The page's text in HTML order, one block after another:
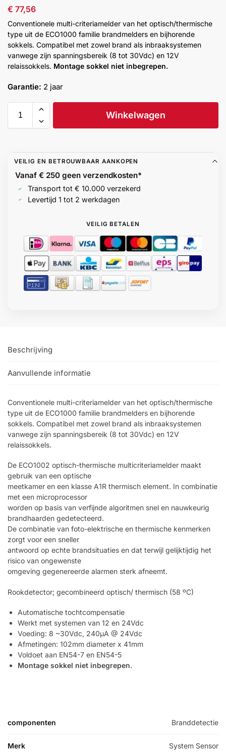
Merken
Outlet SALE
Help &
service
€ 77,56
Conventionele multi-criteriamelder van het optisch/thermische
type uit de ECO1000 familie brandmelders en bijhorende
sokkels. Compatibel met zowel brand als inbraaksystemen
vanwege zijn spanningsbereik (8 tot 30Vdc) en 12V
relaissokkels. Montage sokkel niet inbegrepen.
Garantie: 2 jaar
Winkelwagen
VEILIG EN BETROUWBAAR AANKOPEN
Vanaf € 250 geenverzendkosten*
Transport tot € 10.000 verzekerd
Levertijd 1 tot 2 werkdagen
VEILIG BETALEN
Beschrijving
Aanvullende informatie
Conventionele multi-criteriamelder van het optisch/thermische
type uit de ECO1000 familie brandmelders en bijhorende
sokkels. Compatibel met zowel brand als inbraaksystemen
vanwege zijn spanningsbereik (8 tot 30Vdc) en 12V
relaissokkels.
De ECO1002 optisch-thermische multicriteriamelder maakt
gebruik van een optische
meetkamer en een klasse A1R thermisch element. In combinatie
met een microprocessor
worden op basis van verfijnde algoritmen snel en nauwkeurig
brandhaarden gedetecteerd.
De combinatie van foto-elektrische en thermische kenmerken
zorgt voor een sneller
antwoord op echte brandsituaties en dat terwijl gelijktijdig het
risico van ongewenste
omgeving gegenereerde alarmen sterk afneemt.
Rookdetector; gecombineerd optisch/ thermisch (58 ºC)
Automatische tochtcompensatie
Werkt met systemen van 12 en 24Vdc
Voeding: 8 ~30Vdc, 240µA @ 24Vdc
Afmetingen: 102mm diameter x 41mm
Voldoet aan EN54-7 en EN54-5
Montage sokkel niet inbegrepen.
componenten Branddetectie
Merk System Sensor